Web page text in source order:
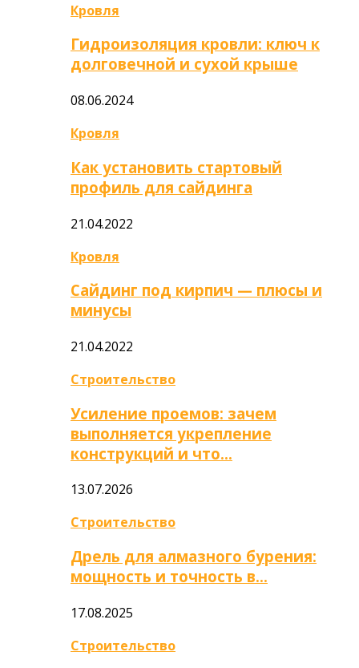
Кровля
Гидроизоляция кровли: ключ к
долговечной и сухой крыше
08.06.2024
Кровля
Как установить стартовый
профиль для сайдинга
21.04.2022
Кровля
Сайдинг под кирпич — плюсы и
минусы
21.04.2022
Строительство
Усиление проемов: зачем
выполняется укрепление
конструкций и что…
13.07.2026
Строительство
Дрель для алмазного бурения:
мощность и точность в…
17.08.2025
Строительство